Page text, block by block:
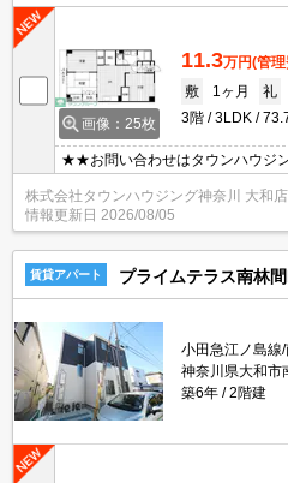
画像：25枚
11.3万円(管
敷
1ヶ月 礼
3階
3LDK
★★お問い合わせはタウンハウジ
株式会社タウンハウジング神奈川 大和店
情報更新日 2026/08/05
賃貸アパート プライムテラス南林
小田急江ノ島線
神奈川県大和市
築6年
2階建